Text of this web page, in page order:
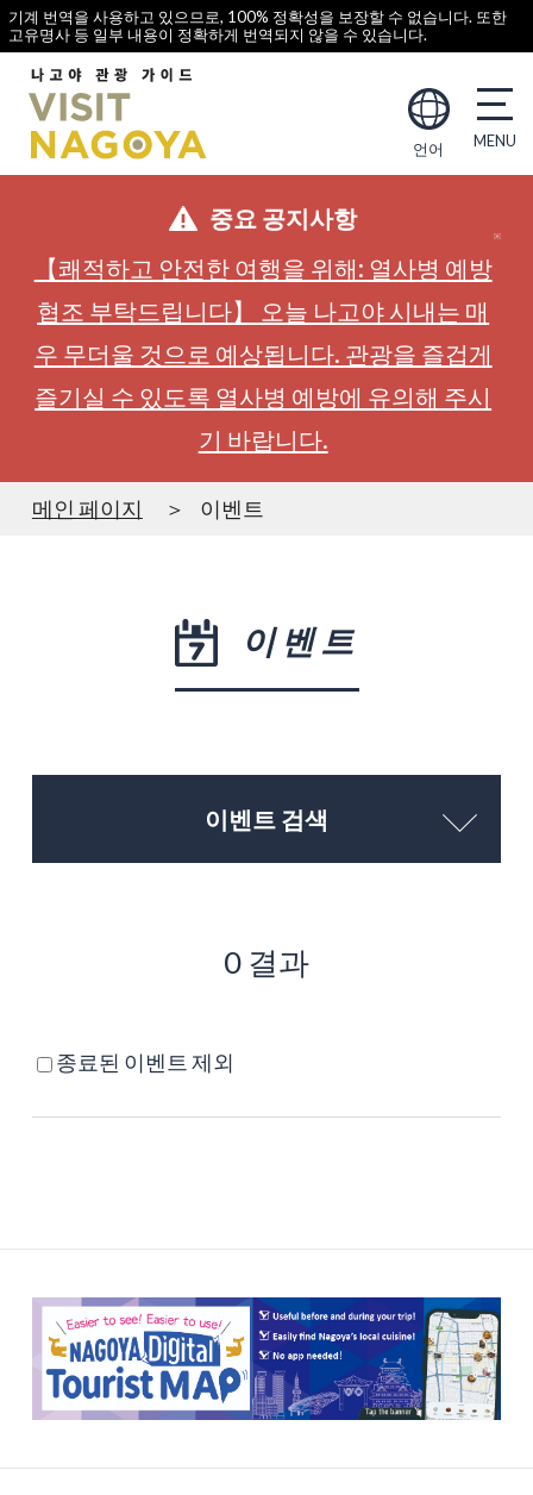
기계 번역을 사용하고 있으므로, 100% 정확성을 보장할 수 없습니다. 또한
고유명사 등 일부 내용이 정확하게 번역되지 않을 수 있습니다.
언어
중요 공지사항
【쾌적하고 안전한 여행을 위해: 열사병 예방
협조 부탁드립니다】 오늘 나고야 시내는 매
우 무더울 것으로 예상됩니다. 관광을 즐겁게
즐기실 수 있도록 열사병 예방에 유의해 주시
기 바랍니다.
메인 페이지 이벤트
이벤트
이벤트 검색
0 결과
종료된 이벤트 제외